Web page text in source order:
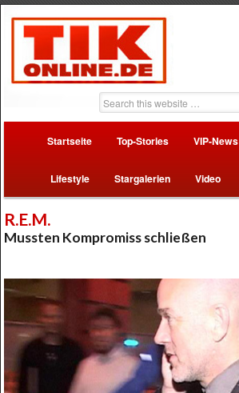
Startseite Top-Stories VIP-News
Lifestyle Stargalerien Video
R.E.M.
Mussten Kompromiss schließen